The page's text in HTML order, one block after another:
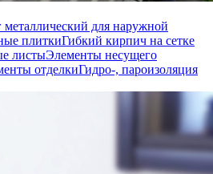
для наружной
плиткиГибкий кирпич на сетке
листыЭлементы несущего
отделкиГидро-, пароизоляция